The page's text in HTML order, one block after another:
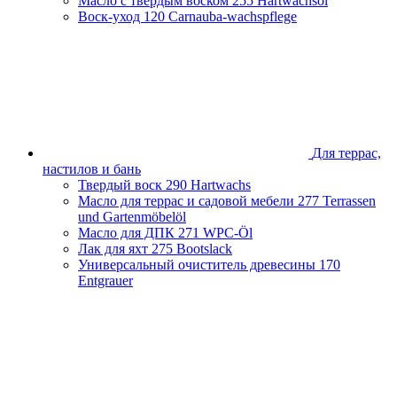
Воск-уход 120 Carnauba-wachspflege
Для террас,
настилов и бань
Твердый воск 290 Hartwachs
Масло для террас и садовой мебели 277 Terrassen
und Gartenmöbelöl
Масло для ДПК 271 WPC-Öl
Лак для яхт 275 Bootslack
Универсальный очиститель древесины 170
Entgrauer